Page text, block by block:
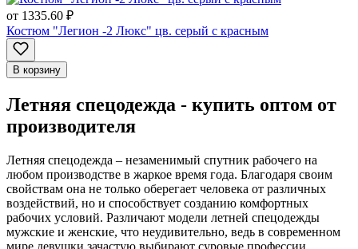
от 1335.60 ₽
Костюм "Легион -2 Люкс" цв. серый с красным
В корзину
Летняя спецодежда - купить оптом от
производителя
Летняя спецодежда – незаменимый спутник рабочего на
любом производстве в жаркое время года. Благодаря своим
свойствам она не только оберегает человека от различных
воздействий, но и способствует созданию комфортных
рабочих условий. Различают модели летней спецодежды
мужские и женские, что неудивительно, ведь в современном
мире девушки зачастую выбирают суровые профессии.